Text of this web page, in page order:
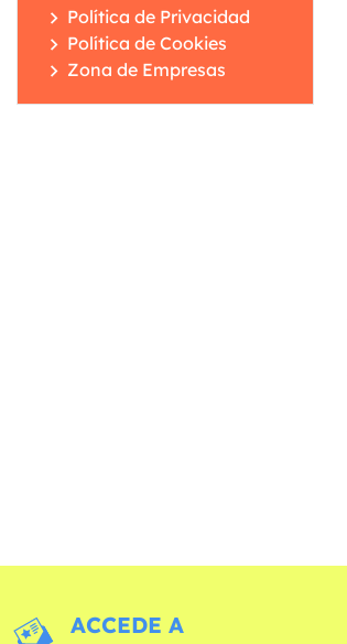
Política de Privacidad
Política de Cookies
Zona de Empresas
ACCEDE A